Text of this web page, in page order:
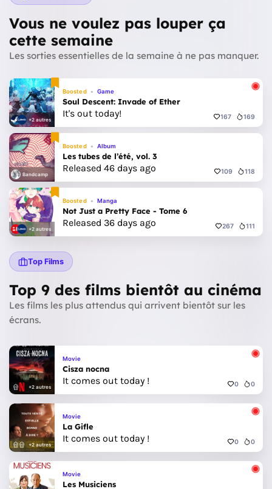
Vous ne voulez pas louper ça
cette semaine
Les sorties essentielles de la semaine à ne pas manquer.
+2 autres
Boosted Game
Soul Descent: Invade of Ether
It's out today! 167 169
Bandcamp
Boosted Album
Les tubes de l’été, vol. 3
Released 46 days ago 109 118
+2 autres
Boosted Manga
Not Just a Pretty Face - Tome 6
Released 36 days ago 267 111
Top Films
Top 9 des films bientôt au cinéma
Les films les plus attendus qui arrivent bientôt sur les
écrans.
+2 autres
Movie
Cisza nocna
It comes out today ! 0 0
+2 autres
Movie
La Gifle
It comes out today ! 0 0
Movie
Les Musiciens